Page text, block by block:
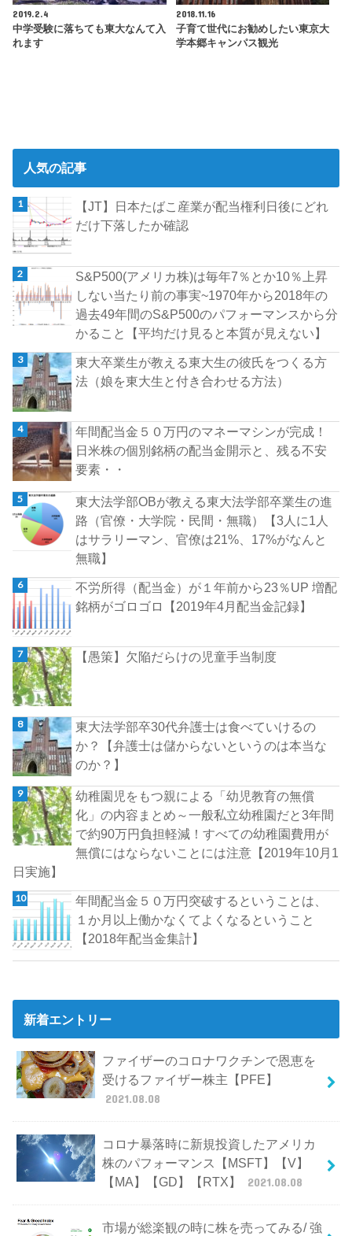
2019.2.4
中学受験に落ちても東大なんて入
れます
2018.11.16
子育て世代にお勧めしたい東京大
学本郷キャンパス観光
人気の記事
【JT】日本たばこ産業が配当権利日後にどれ
だけ下落したか確認
S&P500(アメリカ株)は毎年7％とか10％上昇
しない当たり前の事実~1970年から2018年の
過去49年間のS&P500のパフォーマンスから分
かること【平均だけ見ると本質が見えない】
東大卒業生が教える東大生の彼氏をつくる方
法（娘を東大生と付き合わせる方法）
年間配当金５０万円のマネーマシンが完成！
日米株の個別銘柄の配当金開示と、残る不安
要素・・
東大法学部OBが教える東大法学部卒業生の進
路（官僚・大学院・民間・無職）【3人に1人
はサラリーマン、官僚は21%、17%がなんと
無職】
不労所得（配当金）が１年前から23％UP 増配
銘柄がゴロゴロ【2019年4月配当金記録】
【愚策】欠陥だらけの児童手当制度
東大法学部卒30代弁護士は食べていけるの
か？【弁護士は儲からないというのは本当な
のか？】
幼稚園児をもつ親による「幼児教育の無償
化」の内容まとめ～一般私立幼稚園だと3年間
で約90万円負担軽減！すべての幼稚園費用が
無償にはならないことには注意【2019年10月1
日実施】
年間配当金５０万円突破するということは、
１か月以上働かなくてよくなるということ
【2018年配当金集計】
新着エントリー
ファイザーのコロナワクチンで恩恵を
受けるファイザー株主【PFE】
2021.08.08
コロナ暴落時に新規投資したアメリカ
株のパフォーマンス【MSFT】【V】
【MA】【GD】【RTX】
2021.08.08
市場が総楽観の時に株を売ってみる/ 強